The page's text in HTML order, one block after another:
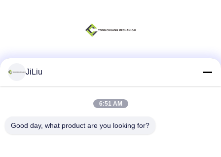
JiLiu
6:51 AM
Good day, what product are you looking for?